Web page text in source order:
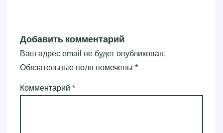
Добавить комментарий
Ваш адрес email не будет опубликован.
Обязательные поля помечены *
Комментарий *